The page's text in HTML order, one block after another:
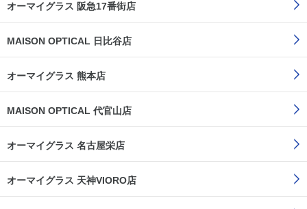
オーマイグラス 阪急17番街店
MAISON OPTICAL 日比谷店
オーマイグラス 熊本店
MAISON OPTICAL 代官山店
オーマイグラス 名古屋栄店
オーマイグラス 天神VIORO店